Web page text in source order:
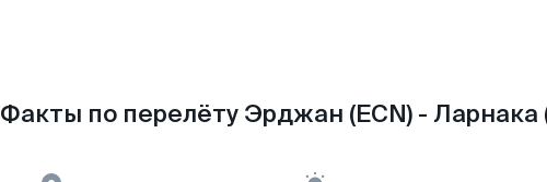
Факты по перелёту Эрджан (ECN) - Ларнака